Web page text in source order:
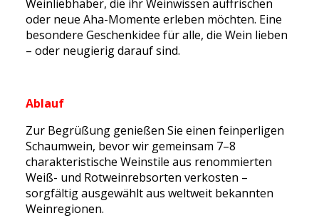
Weinliebhaber, die ihr Weinwissen auffrischen
oder neue Aha-Momente erleben möchten. Eine
besondere Geschenkidee für alle, die Wein lieben
– oder neugierig darauf sind.
Ablauf
Zur Begrüßung genießen Sie einen feinperligen
Schaumwein, bevor wir gemeinsam 7–8
charakteristische Weinstile aus renommierten
Weiß- und Rotweinrebsorten verkosten –
sorgfältig ausgewählt aus weltweit bekannten
Weinregionen.